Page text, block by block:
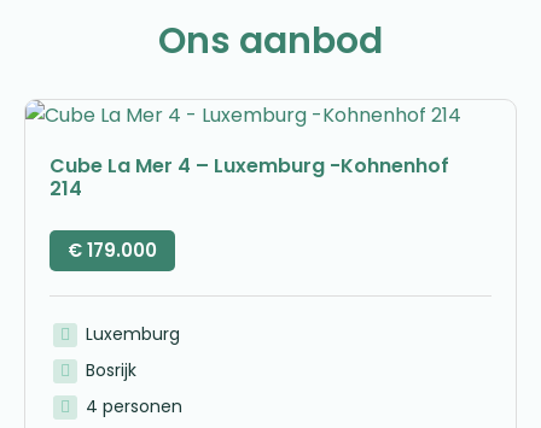
Ons aanbod
Cube La Mer 4 – Luxemburg -Kohnenhof
214
€179.000
Luxemburg
Bosrijk
4 personen